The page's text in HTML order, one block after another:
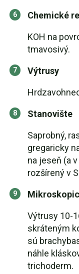
Chemické
KOH na
tmavosivý.
Výtrusy
Stanovište
Saprobný,
gregaricky
na jeseň (a
rozšírený v
Výtrusy 10-
skráteným
sú
náhle
trichoderm.